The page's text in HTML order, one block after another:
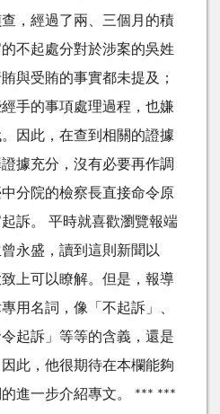
，經過了兩、三個月的積
不起處分對於涉案的吳姓
與受賄的事實都未提及；
手的事項處理過程，也嫌
因此，在查到相關的證據
據充分，沒有必要再作調
分院的檢察長直接命令原
訴。 平時就喜歡瀏覽報端
永盛，讀到這則新聞以
上可以瞭解。但是，報導
用名詞，像「不起訴」、
起訴」等等的含義，還是
此，他很期待在本欄能夠
進一步介紹專文。 *** ***